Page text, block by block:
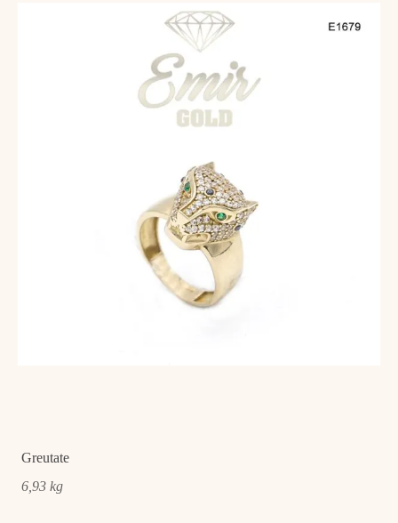
Greutate
6,93 kg